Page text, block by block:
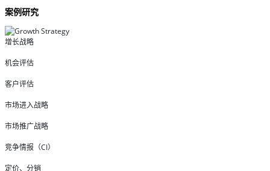
案例研究
增长战略
机会评估
客户评估
市场进入战略
市场推广战略
竞争情报（CI）
定价、分销